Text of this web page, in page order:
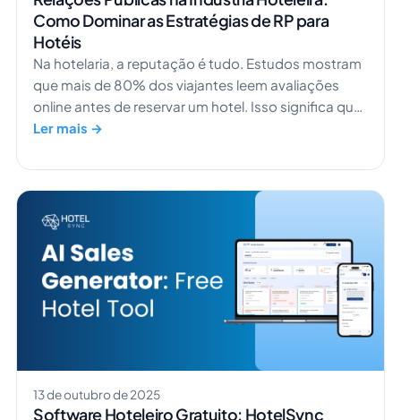
Como Dominar as Estratégias de RP para
Hotéis
Na hotelaria, a reputação é tudo. Estudos mostram
que mais de 80% dos viajantes leem avaliações
online antes de reservar um hotel. Isso significa que
a história da sua marca e a sua imagem pública
Compreender o poder das relações públicas nos
hotéis deixou de ser opcional. É o que diferencia as
propriedades que os hóspedes recordam daquelas
que apenas percorrem com o olhar […]
Ler mais →
13 de outubro de 2025
Software Hoteleiro Gratuito: HotelSync